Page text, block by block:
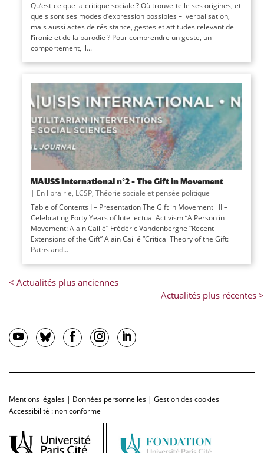
Qu’est-ce que la critique sociale ? Où trouve-telle ses origines, et
quels sont ses modes d’expression possibles – verbalisation,
mais aussi actes de résistance, gestes et attitudes relevant de
l’ironie et de la parodie ? Pour comprendre un geste, un
comportement, il...
MAUSS International n°2 – The Gift in Movement
| En librairie, LCSP, Théorie sociale et pensée politique
Table of Contents I – Presentation The Gift in Movement II –
Celebrating Forty Years of Intellectual Activism “A Person in
Movement: Alain Caillé” Frédéric Vandenberghe “Recent
Extensions of the Gift” Alain Caillé “Critical Theory of the Gift:
Paths and...
Mentions légales | Données personnelles | Gestion des cookies
Accessibilité : non conforme